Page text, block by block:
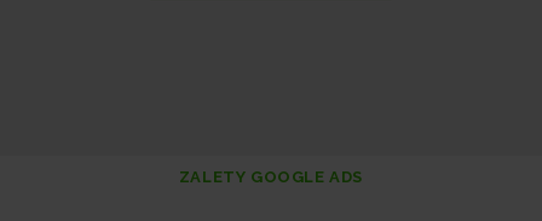
ZALETY GOOGLE ADS